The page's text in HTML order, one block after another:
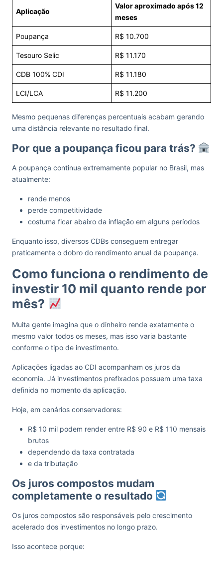
Aplicação
Valor aproximado após 12
meses
Poupança R$ 10.700
Tesouro Selic R$ 11.170
CDB 100% CDI R$ 11.180
LCI/LCA R$ 11.200
Mesmo pequenas diferenças percentuais acabam gerando
uma distância relevante no resultado final.
Por que a poupança ficou para trás?
A poupança continua extremamente popular no Brasil, mas
atualmente:
rende menos
perde competitividade
costuma ficar abaixo da inflação em alguns períodos
Enquanto isso, diversos CDBs conseguem entregar
praticamente o dobro do rendimento anual da poupança.
Como funciona o rendimento de
investir 10 mil quanto rende por
mês?
Muita gente imagina que o dinheiro rende exatamente o
mesmo valor todos os meses, mas isso varia bastante
conforme o tipo de investimento.
Aplicações ligadas ao CDI acompanham os juros da
economia. Já investimentos prefixados possuem uma taxa
definida no momento da aplicação.
Hoje, em cenários conservadores:
R$ 10 mil podem render entre R$ 90 e R$ 110 mensais
brutos
dependendo da taxa contratada
e da tributação
Os juros compostos mudam
completamente o resultado
Os juros compostos são responsáveis pelo crescimento
acelerado dos investimentos no longo prazo.
Isso acontece porque: